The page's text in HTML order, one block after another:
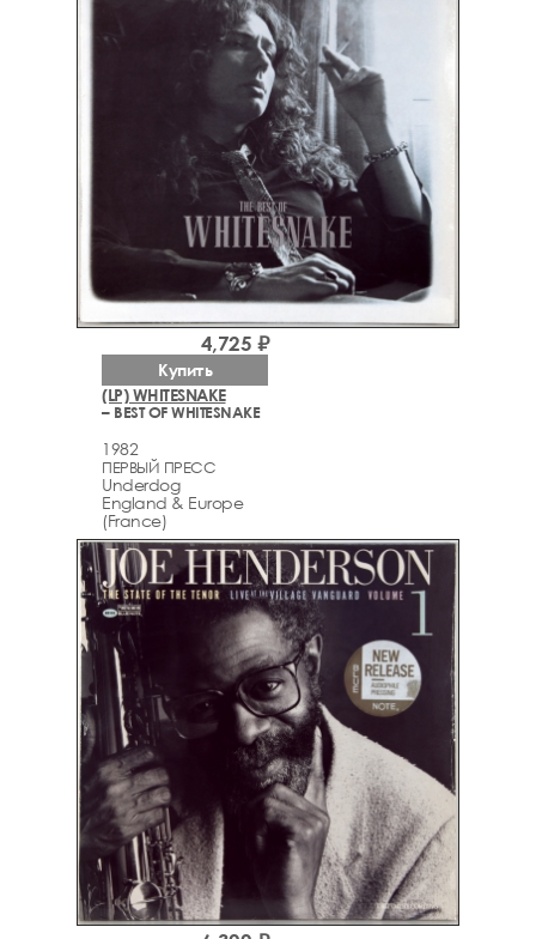
(LP) WHITESNAKE
– BEST OF WHITESNAKE
1982
ПЕРВЫЙ ПРЕСС
Underdog
England & Europe
(France)
4,725 ₽
Купить